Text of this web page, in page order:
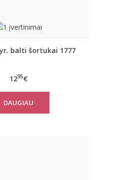
balti šortukai 1777
1295€
DAUGIAU